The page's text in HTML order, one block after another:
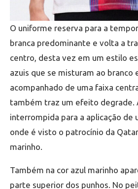
O uniforme reserva para a
branca predominante e volta a
centro, desta vez em um estilo
azuis que se misturam ao branco
acompanhado de uma faixa
também traz um efeito degrade.
interrompida para a aplicação de
onde é visto o patrocínio da
marinho.
Também na cor azul marinho
parte superior dos punhos. No